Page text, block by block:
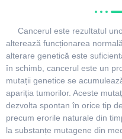
Cancerul este rezultatul
alterează funcționarea
alterare genetică este
în schimb, cancerul este un
mutații genetice se
apariția tumorilor. Aceste
dezvolta spontan în orice tip
precum erorile naturale din
la substanțe mutagene din